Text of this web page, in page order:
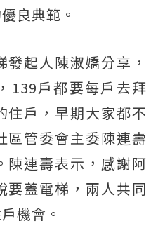
良典範。
起人陳淑嬌分享，
139戶都要每戶去拜
住戶，早期大家都不
區管委會主委陳連壽
陳連壽表示，感謝阿
要蓋電梯，兩人共同
戶機會。